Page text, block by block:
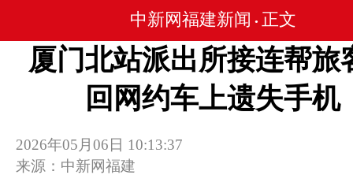
中新网福建新闻 • 正文
厦门北站派出所接连帮旅
回网约车上遗失手机
2026年05月06日 10:13:37
来源：中新网福建